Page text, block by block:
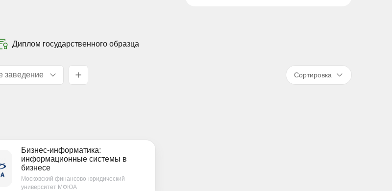
Диплом государственного образца
заведение Сортировка
Бизнес-информатика:
информационные системы в
бизнесе
Московский финансово-юридический
университет МФЮА